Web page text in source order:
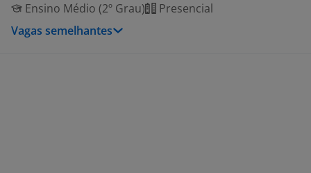
Ensino Médio (2º Grau)
Presencial
Vagas semelhantes